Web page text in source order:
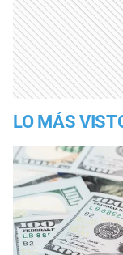
LO MÁS